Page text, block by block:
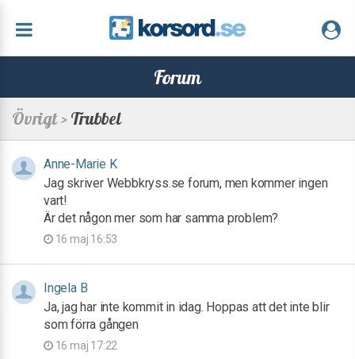
Forum
Övrigt >Trubbel
Anne-Marie K
Jag skriver Webbkryss.se forum, men kommer ingen
vart!
Är det någon mer som har samma problem?
16 maj 16:53
Ingela B
Ja, jag har inte kommit in idag. Hoppas att det inte blir
som förra gången
16 maj 17:22